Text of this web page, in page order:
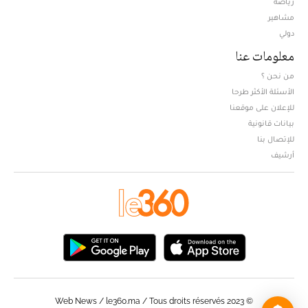
مشاهير
دولي
معلومات عنا
من نحن ؟
الأسئلة الأكثر طرحا
للإعلان على موقعنا
بيانات قانونية
للإتصال بنا
أرشيف
© Web News / le360.ma / Tous droits réservés 2023